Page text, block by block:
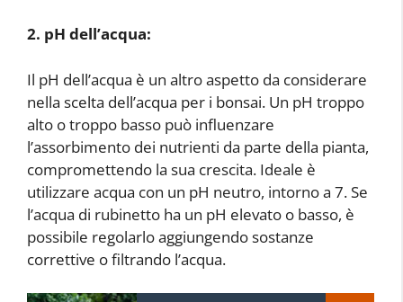
2. pH dell’acqua:
Il pH dell’acqua è un altro aspetto da considerare
nella scelta dell’acqua per i bonsai. Un pH troppo
alto o troppo basso può influenzare
l’assorbimento dei nutrienti da parte della pianta,
compromettendo la sua crescita. Ideale è
utilizzare acqua con un pH neutro, intorno a 7. Se
l’acqua di rubinetto ha un pH elevato o basso, è
possibile regolarlo aggiungendo sostanze
correttive o filtrando l’acqua.